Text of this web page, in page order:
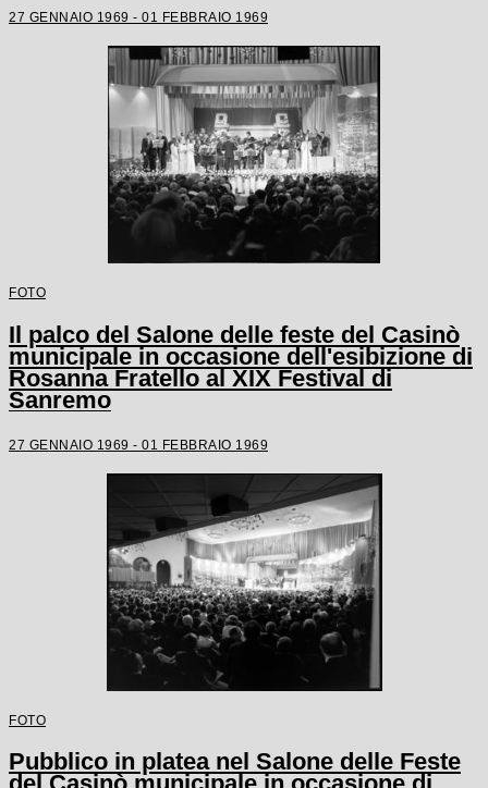
27 GENNAIO 1969 - 01 FEBBRAIO 1969
FOTO
Il palco del Salone delle feste del Casinò
municipale in occasione dell'esibizione di
Rosanna Fratello al XIX Festival di
Sanremo
27 GENNAIO 1969 - 01 FEBBRAIO 1969
FOTO
Pubblico in platea nel Salone delle Feste